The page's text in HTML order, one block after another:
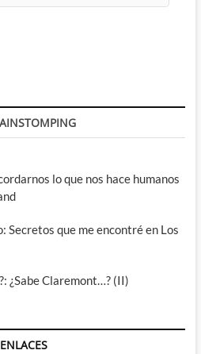
lo que nos hace humanos
Secretos que me encontré en Los
¿Sabe Claremont…? (II)
ENLACES